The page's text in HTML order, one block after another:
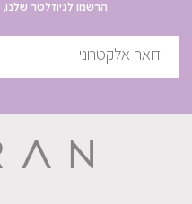
הרשמו לניוזלטר שלנו,